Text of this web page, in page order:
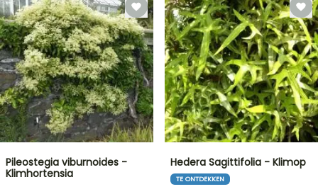
Pileostegia viburnoides -
Klimhortensia
Hedera Sagittifolia - Klimop
TE ONTDEKKEN